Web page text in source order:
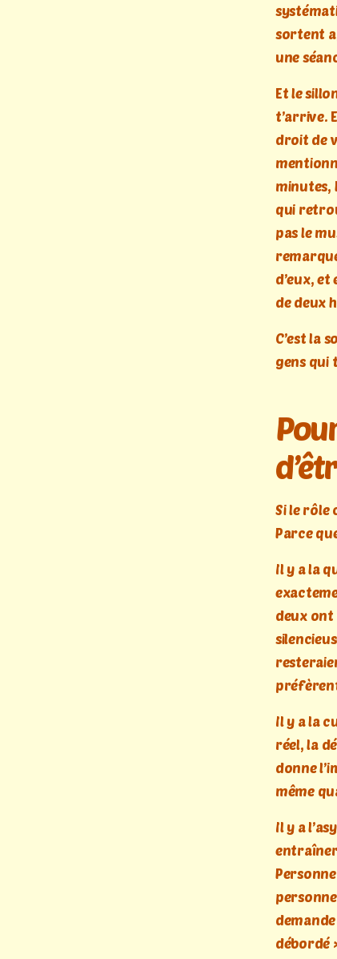
sortent
une
Et le
t’arrive.
droit de
minutes,
qui
pas le
d’eux,
de deux
C’est la
gens qui
Si le rôle
Parce
Il y a la
deux ont
Il y a la
réel, la
donne
même
Il y a
débordé